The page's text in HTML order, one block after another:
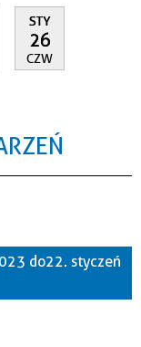
STY
26
CZW
do 22. styczeń